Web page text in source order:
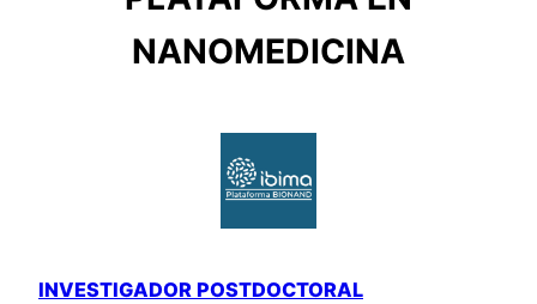
NANOMEDICINA
INVESTIGADOR POSTDOCTORAL